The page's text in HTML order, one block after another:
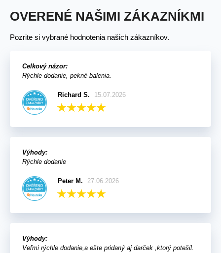
OVERENÉ NAŠIMI ZÁKAZNÍKMI
Pozrite si vybrané hodnotenia našich zákazníkov.
Celkový názor:
Rýchle dodanie, pekné balenia.
Richard S. 15.07.2026
Výhody:
Rýchle dodanie
Peter M. 27.06.2026
Výhody:
Veľmi rýchle dodanie,a ešte pridaný aj darček ,ktorý potešil.